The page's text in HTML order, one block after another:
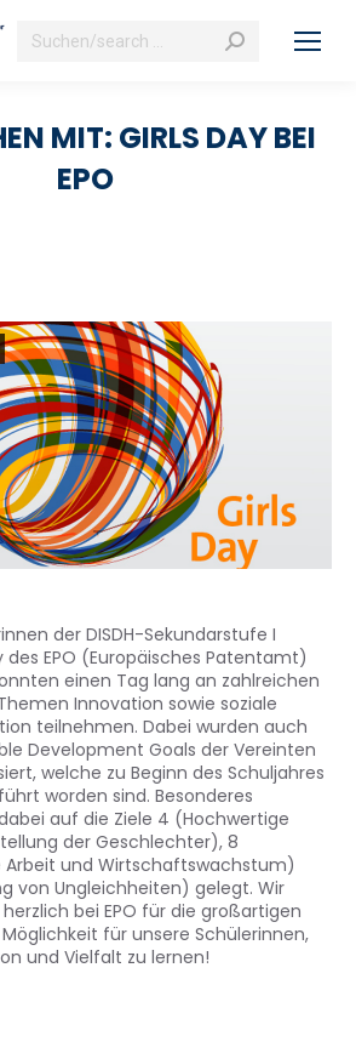
Search:
MIT: GIRLS DAY BEI
EPO
der DISDH-Sekundarstufe I
des EPO (Europäisches Patentamt)
einen Tag lang an zahlreichen
Innovation sowie soziale
teilnehmen. Dabei wurden auch
Development Goals der Vereinten
welche zu Beginn des Schuljahres
worden sind. Besonderes
auf die Ziele 4 (Hochwertige
der Geschlechter), 8
Arbeit und Wirtschaftswachstum)
von Ungleichheiten) gelegt. Wir
bei EPO für die großartigen
für unsere Schülerinnen,
und Vielfalt zu lernen!